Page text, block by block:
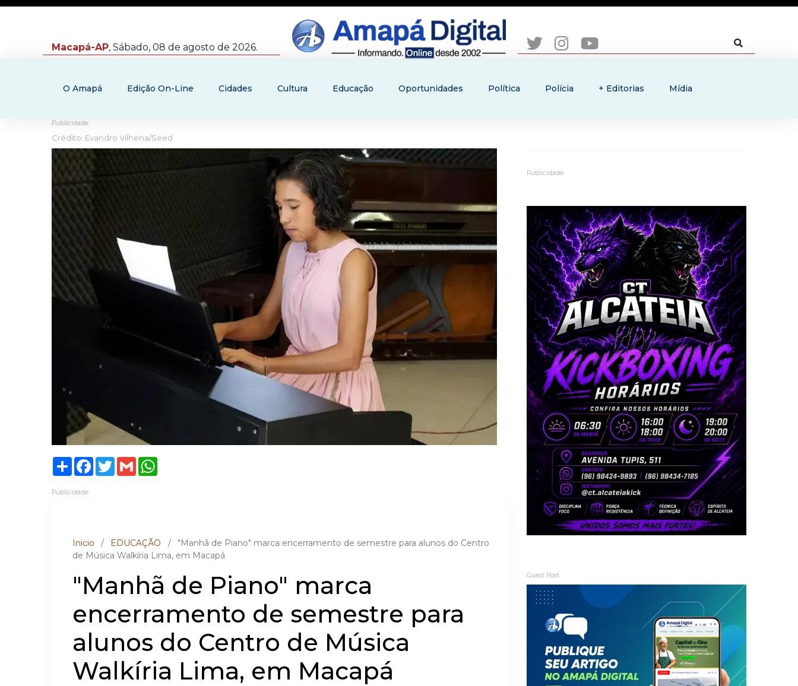
Macapá-AP, Sábado, 08 de agosto de 2026.
O Amapá Edição On-Line Cidades Cultura Educação Oportunidades Política Polícia + Editorias Mídia
Publicidade
Crédito: Evandro Vilhena/Seed
ShareFacebook
TwitterGmail
Publicidade
Inicio / EDUCAÇÃO /
"Manhã de Piano" marca encerramento de semestre para alunos do Centro
de Música Walkíria Lima, em Macapá
"Manhã de Piano" marca
encerramento de semestre para
alunos do Centro de Música
Walkíria Lima, em Macapá
Publicidade
Guest Post